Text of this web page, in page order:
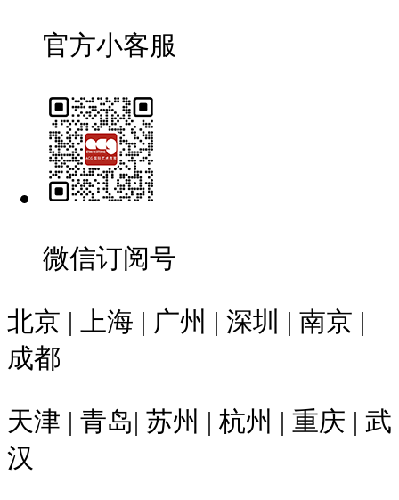
官方小客服
微信订阅号
北京 | 上海 | 广州 | 深圳 | 南京 |
成都
天津 | 青岛| 苏州 | 杭州 | 重庆 | 武
汉